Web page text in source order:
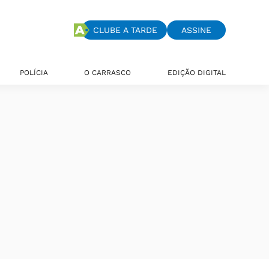
CLUBE A TARDE ASSINE
POLÍCIA O CARRASCO EDIÇÃO DIGITAL